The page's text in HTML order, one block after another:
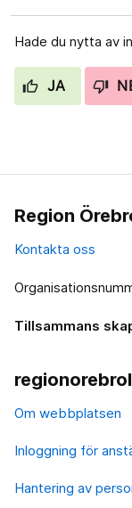
Hade du nytta av
JA
Region
Kontakta oss
Tillsammans
Om webbplatsen
Inloggning för
Hantering av